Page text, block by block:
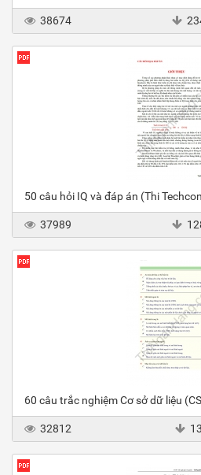
38674
50 câu hỏi IQ và đáp án (Thi
37989
60 câu trắc nghiệm Cơ sở dữ liệu
32812 13